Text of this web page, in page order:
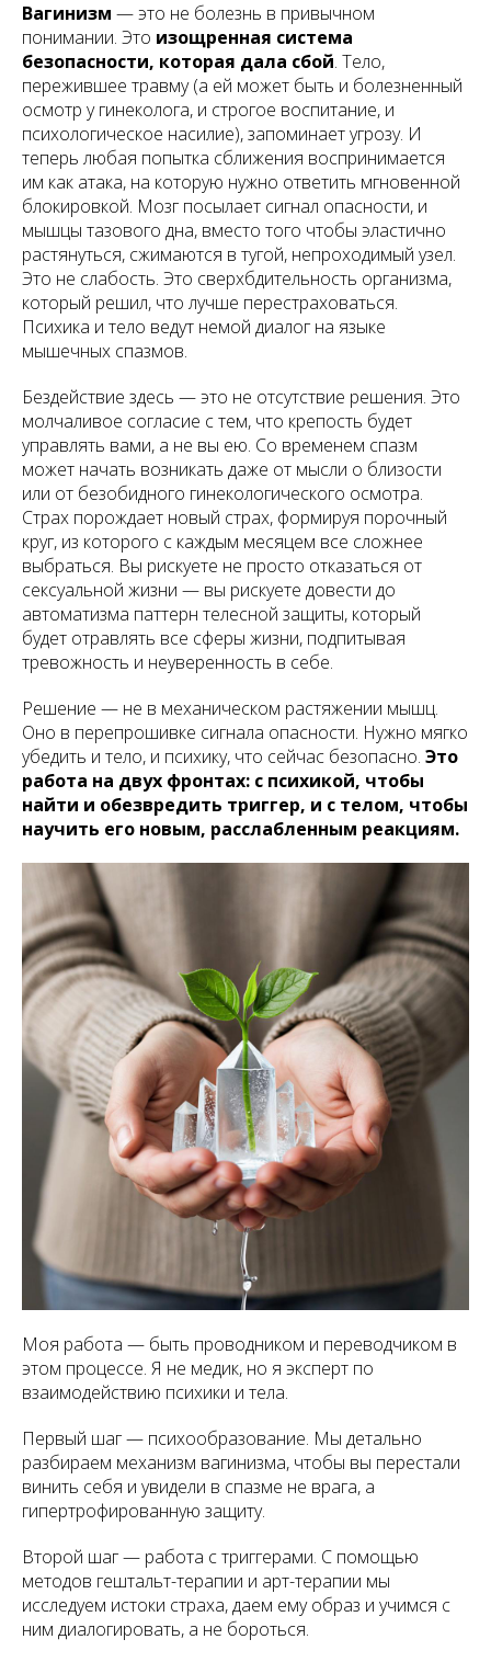
Вагинизм — это не болезнь в привычном
понимании. Это изощренная система
безопасности, которая дала сбой. Тело,
пережившее травму (а ей может быть и болезненный
осмотр у гинеколога, и строгое воспитание, и
психологическое насилие), запоминает угрозу. И
теперь любая попытка сближения воспринимается
им как атака, на которую нужно ответить мгновенной
блокировкой. Мозг посылает сигнал опасности, и
мышцы тазового дна, вместо того чтобы эластично
растянуться, сжимаются в тугой, непроходимый узел.
Это не слабость. Это сверхбдительность организма,
который решил, что лучше перестраховаться.
Психика и тело ведут немой диалог на языке
мышечных спазмов.
Бездействие здесь — это не отсутствие решения. Это
молчаливое согласие с тем, что крепость будет
управлять вами, а не вы ею. Со временем спазм
может начать возникать даже от мысли о близости
или от безобидного гинекологического осмотра.
Страх порождает новый страх, формируя порочный
круг, из которого с каждым месяцем все сложнее
выбраться. Вы рискуете не просто отказаться от
сексуальной жизни — вы рискуете довести до
автоматизма паттерн телесной защиты, который
будет отравлять все сферы жизни, подпитывая
тревожность и неуверенность в себе.
Решение — не в механическом растяжении мышц.
Оно в перепрошивке сигнала опасности. Нужно мягко
убедить и тело, и психику, что сейчас безопасно. Это
работа на двух фронтах: с психикой, чтобы
найти и обезвредить триггер, и с телом, чтобы
научить его новым, расслабленным реакциям.
Моя работа — быть проводником и переводчиком в
этом процессе. Я не медик, но я эксперт по
взаимодействию психики и тела.
Первый шаг— психообразование. Мы детально
разбираем механизм вагинизма, чтобы вы перестали
винить себя и увидели в спазме не врага, а
гипертрофированную защиту.
Второй шаг— работа с триггерами. С помощью
методов гештальт-терапии и арт-терапии мы
исследуем истоки страха, даем ему образ и учимся с
ним диалогировать, а не бороться.